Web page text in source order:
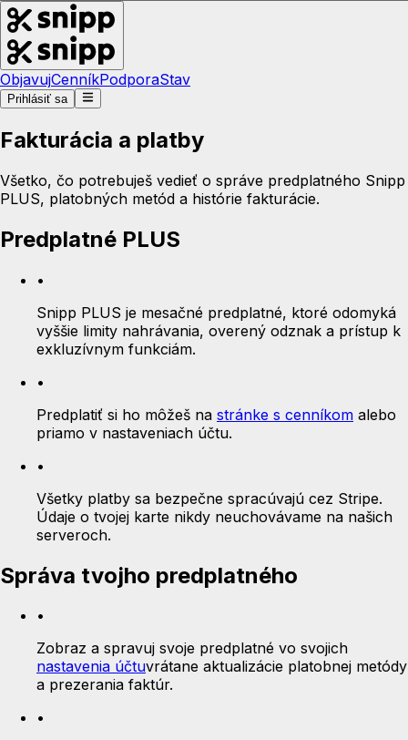
ObjavujCenníkPodporaStav
Prihlásiť sa
Fakturácia a platby
Všetko, čo potrebuješ vedieť o správe predplatného Snipp
PLUS, platobných metód a histórie fakturácie.
Predplatné PLUS
•
Snipp PLUS je mesačné predplatné, ktoré odomyká
vyššie limity nahrávania, overený odznak a prístup k
exkluzívnym funkciám.
•
Predplatiť si ho môžeš na stránke s cenníkom alebo
priamo v nastaveniach účtu.
•
Všetky platby sa bezpečne spracúvajú cez Stripe.
Údaje o tvojej karte nikdy neuchovávame na našich
serveroch.
Správa tvojho predplatného
•
Zobraz a spravuj svoje predplatné vo svojich
nastavenia účtuvrátane aktualizácie platobnej metódy
a prezerania faktúr.
•